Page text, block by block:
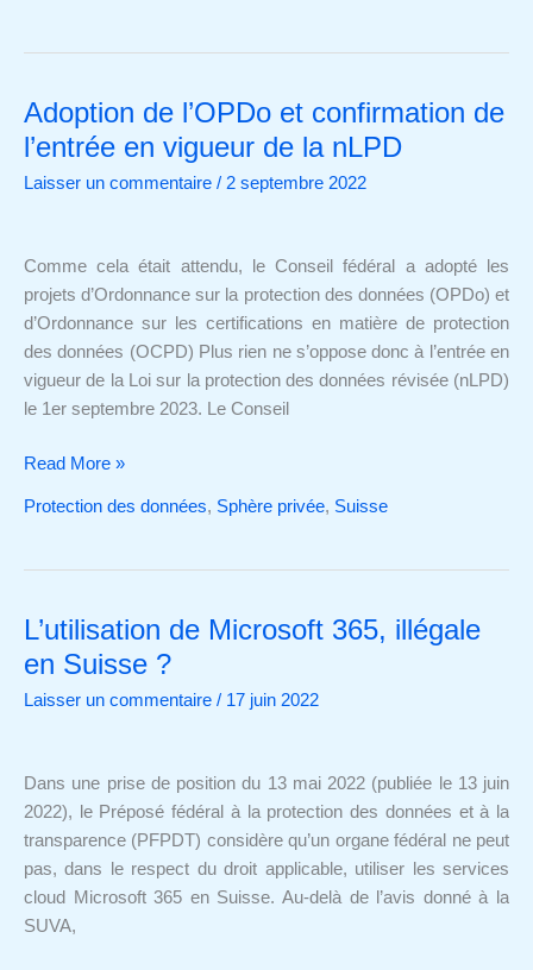
Adoption de l’OPDo et confirmation de
l’entrée en vigueur de la nLPD
Laisser un commentaire / 2 septembre 2022
Comme cela était attendu, le Conseil fédéral a adopté les
projets d’Ordonnance sur la protection des données (OPDo) et
d’Ordonnance sur les certifications en matière de protection
des données (OCPD) Plus rien ne s’oppose donc à l’entrée en
vigueur de la Loi sur la protection des données révisée (nLPD)
le 1er septembre 2023. Le Conseil
Adoption
de
et
en
Read More »
Protection des données, Sphère privée, Suisse
L’utilisation de Microsoft 365, illégale
en Suisse ?
Laisser un commentaire / 17 juin 2022
Dans une prise de position du 13 mai 2022 (publiée le 13 juin
2022), le Préposé fédéral à la protection des données et à la
transparence (PFPDT) considère qu’un organe fédéral ne peut
pas, dans le respect du droit applicable, utiliser les services
cloud Microsoft 365 en Suisse. Au-delà de l’avis donné à la
SUVA,
L’utilisation
de
365,